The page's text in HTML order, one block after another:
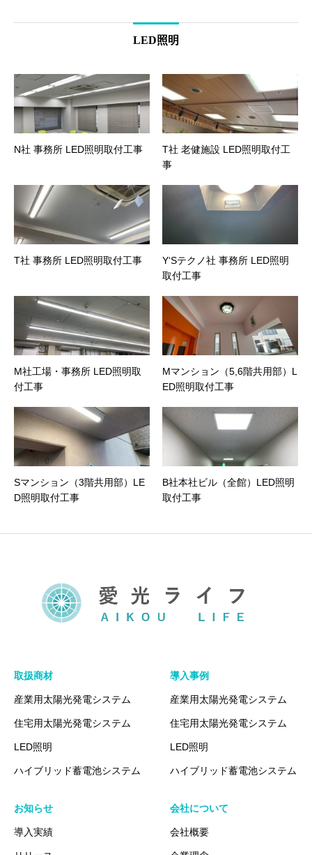
LED照明
N社 事務所 LED照明取付工事
T社 老健施設 LED照明取付工
事
T社 事務所 LED照明取付工事
Y‘Sテクノ社 事務所 LED照明
取付工事
M社工場・事務所 LED照明取
付工事
Mマンション（5,6階共用部）L
ED照明取付工事
Sマンション（3階共用部）LE
D照明取付工事
B社本社ビル（全館）LED照明
取付工事
取扱商材
産業用太陽光発電システム
住宅用太陽光発電システム
LED照明
ハイブリッド蓄電池システム
導入事例
産業用太陽光発電システム
住宅用太陽光発電システム
LED照明
ハイブリッド蓄電池システム
お知らせ
導入実績
会社について
会社概要